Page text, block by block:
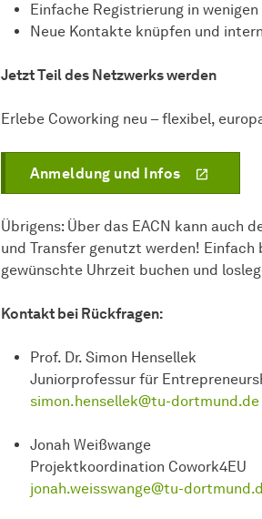
Einfache Registrierung in
Neue Kontakte knüpfen und
Jetzt Teil des Netzwerks werden
Erlebe Coworking neu – flexibel,
Anmeldung und Infos
Übrigens: Über das EACN kann auch
und Transfer genutzt werden! Einfach
gewünschte Uhrzeit buchen und
Kontakt bei Rückfragen:
Prof. Dr. Simon Hensellek
Juniorprofessur für
simon.hensellek@tu-dortmund.de
Jonah Weißwange
Projektkoordination Cowork4EU
jonah.weisswange@tu-